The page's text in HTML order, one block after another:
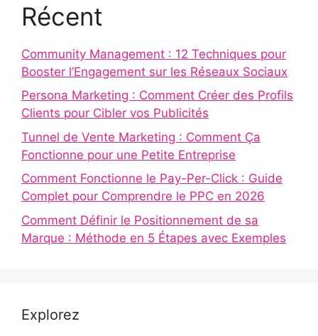
Récent
Community Management : 12 Techniques pour
Booster l’Engagement sur les Réseaux Sociaux
Persona Marketing : Comment Créer des Profils
Clients pour Cibler vos Publicités
Tunnel de Vente Marketing : Comment Ça
Fonctionne pour une Petite Entreprise
Comment Fonctionne le Pay-Per-Click : Guide
Complet pour Comprendre le PPC en 2026
Comment Définir le Positionnement de sa
Marque : Méthode en 5 Étapes avec Exemples
Explorez